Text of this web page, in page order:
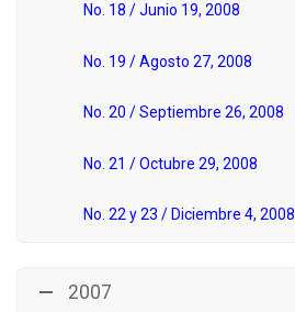
No. 18 / Junio 19, 2008
No. 19 / Agosto 27, 2008
No. 20 / Septiembre 26, 2008
No. 21 / Octubre 29, 2008
No. 22 y 23 / Diciembre 4, 2008
2007